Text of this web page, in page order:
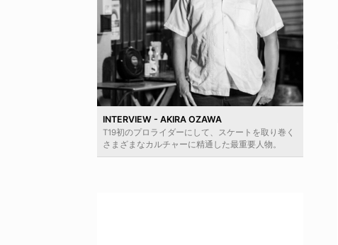
INTERVIEW - AKIRA OZAWA
T19初のプロライダーにして、スケートを取り巻く
さまざまなカルチャーに精通した最重要人物。